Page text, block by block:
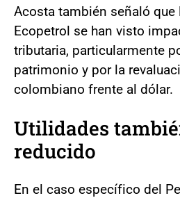
Acosta también señaló
Ecopetrol se han visto
tributaria, particularmente
patrimonio y por la
colombiano frente al dólar.
Utilidades
reducido
En el caso específico del